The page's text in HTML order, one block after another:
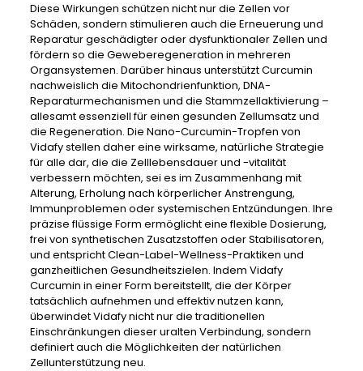
Diese Wirkungen schützen nicht nur die Zellen vor
Schäden, sondern stimulieren auch die Erneuerung und
Reparatur geschädigter oder dysfunktionaler Zellen und
fördern so die Geweberegeneration in mehreren
Organsystemen. Darüber hinaus unterstützt Curcumin
nachweislich die Mitochondrienfunktion, DNA-
Reparaturmechanismen und die Stammzellaktivierung –
allesamt essenziell für einen gesunden Zellumsatz und
die Regeneration. Die Nano-Curcumin-Tropfen von
Vidafy stellen daher eine wirksame, natürliche Strategie
für alle dar, die die Zelllebensdauer und -vitalität
verbessern möchten, sei es im Zusammenhang mit
Alterung, Erholung nach körperlicher Anstrengung,
Immunproblemen oder systemischen Entzündungen. Ihre
präzise flüssige Form ermöglicht eine flexible Dosierung,
frei von synthetischen Zusatzstoffen oder Stabilisatoren,
und entspricht Clean-Label-Wellness-Praktiken und
ganzheitlichen Gesundheitszielen. Indem Vidafy
Curcumin in einer Form bereitstellt, die der Körper
tatsächlich aufnehmen und effektiv nutzen kann,
überwindet Vidafy nicht nur die traditionellen
Einschränkungen dieser uralten Verbindung, sondern
definiert auch die Möglichkeiten der natürlichen
Zellunterstützung neu.